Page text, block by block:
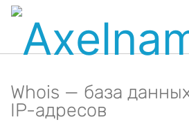
Whois — база
IP-адресов